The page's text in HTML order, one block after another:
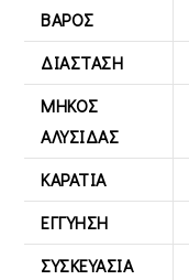
ΒΆΡΟΣ
ΔΙΆΣΤΑΣΗ
ΜΉΚΟΣ
ΑΛΥΣΊΔΑΣ
ΚΑΡΆΤΙΑ
ΕΓΓΎΗΣΗ
ΣΥΣΚΕΥΑΣΊΑ